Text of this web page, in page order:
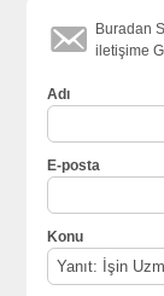
Buradan
iletişime
Adı
E-posta
Konu